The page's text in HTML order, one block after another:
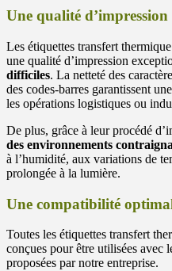
Une qualité
Les étiquettes transfert
une qualité d’impression
difficiles. La netteté des
des codes-barres garantissent
les opérations logistiques ou
De plus, grâce à leur procédé
des environnements
à l’humidité, aux variations de
prolongée à la lumière.
Une compatibilité
Toutes les étiquettes transfert
conçues pour être utilisées avec
proposées par notre entreprise.